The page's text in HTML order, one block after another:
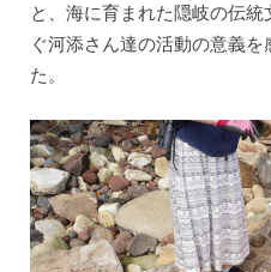
と、海に育まれた隠岐の伝
ぐ河添さん達の活動の意義
た。